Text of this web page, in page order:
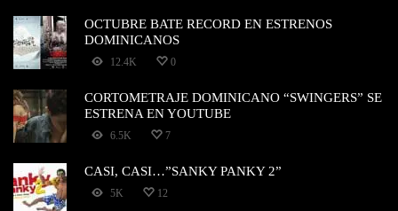
OCTUBRE BATE RECORD EN ESTRENOS
DOMINICANOS
12.4K 0
CORTOMETRAJE DOMINICANO “SWINGERS” SE
ESTRENA EN YOUTUBE
6.5K 7
CASI, CASI…”SANKY PANKY 2”
5K 12